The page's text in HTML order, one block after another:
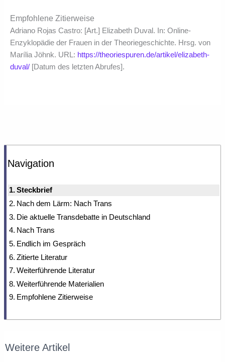
Navigation
Steckbrief
Nach dem Lärm: Nach Trans
Die aktuelle Transdebatte in Deutschland
Nach Trans
Endlich im Gespräch
Zitierte Literatur
Weiterführende Literatur
Weiterführende Materialien
Empfohlene Zitierweise
Weitere Artikel
Empfohlene Zitierweise
Adriano Rojas Castro: [Art.] Elizabeth Duval. In: Online-
Enzyklopädie der Frauen in der Theoriegeschichte. Hrsg. von
Marília Jöhnk. URL: https://theoriespuren.de/artikel/elizabeth-
duval/[Datum des letzten Abrufes].